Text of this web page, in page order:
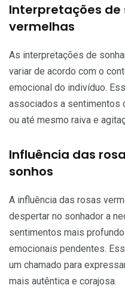
Interpretações de
vermelhas
As interpretações de
variar de acordo com o
emocional do indivíduo.
associados a sentimentos
ou até mesmo raiva e
Influência das
sonhos
A influência das rosas
despertar no sonhador a
sentimentos mais
emocionais pendentes.
um chamado para
mais autêntica e corajosa.